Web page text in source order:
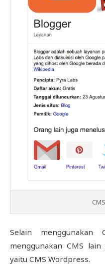
Selain menggunakan
menggunakan CMS
yaitu CMS Wordpress.